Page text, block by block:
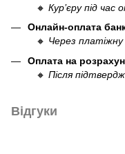
🔸 Кур’єру під
Онлайн-оплата
🔸 Через
Оплата на
🔸 Після
Відгуки